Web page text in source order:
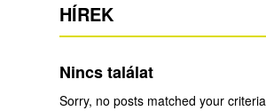
HÍREK
Nincs találat
Sorry, no posts matched your criteria